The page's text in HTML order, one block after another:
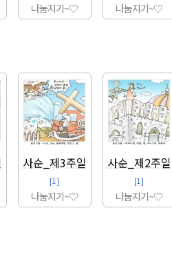
나눔지기~♡ 나눔지기~♡
사순_제3주일
[1]
나눔지기~♡
사순_제2주일
[1]
나눔지기~♡